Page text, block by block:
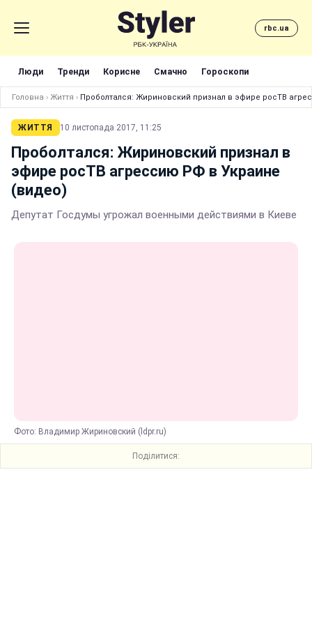
rbc.ua
Люди Тренди Корисне Смачно Гороскопи
Головна › Життя › Проболтался: Жириновский признал в эфире росТВ
ЖИТТЯ 10 листопада 2017, 11:25
Проболтался: Жириновский признал в
эфире росТВ агрессию РФ в Украине
(видео)
Депутат Госдумы угрожал военными действиями в Киеве
Фото: Владимир Жириновский (ldpr.ru)
Поділитися: